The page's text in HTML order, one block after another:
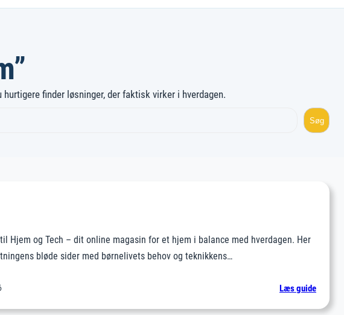
finder løsninger, der faktisk virker i hverdagen.
Søg
Hjem og Tech – dit online magasin for et hjem i balance med hverdagen. Her
bløde sider med børnelivets behov og teknikkens…
Læs guide:
Om